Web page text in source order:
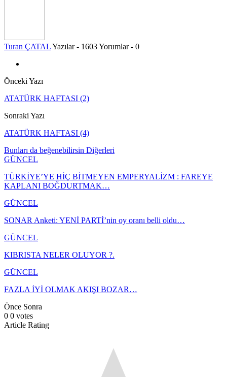
Turan ÇATALYazılar - 1603Yorumlar - 0
Önceki Yazı
ATATÜRK HAFTASI (2)
Sonraki Yazı
ATATÜRK HAFTASI (4)
Bunları da beğenebilirsin Diğerleri
GÜNCEL
TÜRKİYE’YE HİÇ BİTMEYEN EMPERYALİZM : FAREYE
KAPLANI BOĞDURTMAK…
GÜNCEL
SONAR Anketi: YENİ PARTİ’nin oy oranı belli oldu…
GÜNCEL
KIBRISTA NELER OLUYOR ?.
GÜNCEL
FAZLA İYİ OLMAK AKIŞI BOZAR…
Önce Sonra
0 0 votes
Article Rating